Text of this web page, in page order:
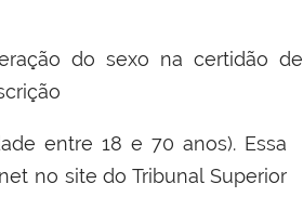
do sexo na certidão de
entre 18 e 70 anos). Essa
no site do Tribunal Superior